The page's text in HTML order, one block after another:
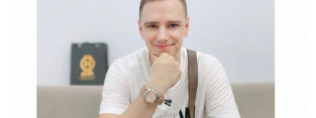
Hwatch Chuyên Nhập khẩu Và Phân Phối Các Loại
Đồng Hồ Chính Hãng